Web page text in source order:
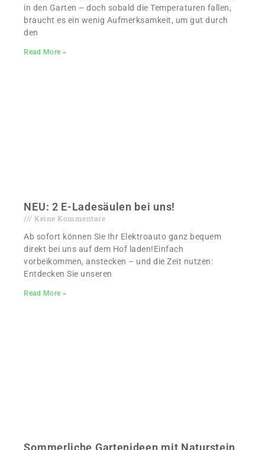
in den Garten – doch sobald die Temperaturen fallen,
braucht es ein wenig Aufmerksamkeit, um gut durch
den
Read More »
NEU: 2 E-Ladesäulen bei uns!
Keine Kommentare
Ab sofort können Sie Ihr Elektroauto ganz bequem
direkt bei uns auf dem Hof laden!Einfach
vorbeikommen, anstecken – und die Zeit nutzen:
Entdecken Sie unseren
Read More »